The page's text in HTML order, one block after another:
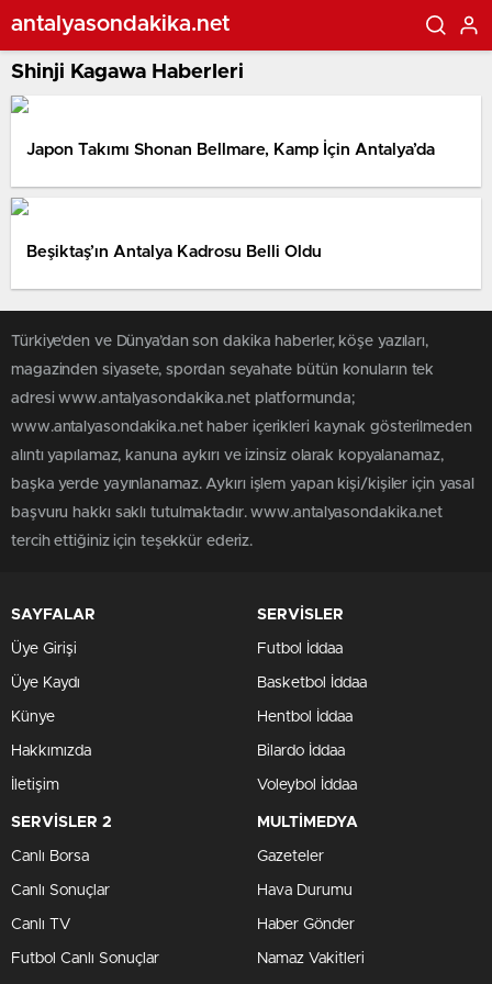
antalyasondakika.net
Shinji Kagawa Haberleri
Japon Takımı Shonan Bellmare, Kamp İçin Antalya’da
Beşiktaş’ın Antalya Kadrosu Belli Oldu
Türkiye'den ve Dünya’dan son dakika haberler, köşe yazıları,
magazinden siyasete, spordan seyahate bütün konuların tek
adresi www.antalyasondakika.net platformunda;
www.antalyasondakika.net haber içerikleri kaynak gösterilmeden
alıntı yapılamaz, kanuna aykırı ve izinsiz olarak kopyalanamaz,
başka yerde yayınlanamaz. Aykırı işlem yapan kişi/kişiler için yasal
başvuru hakkı saklı tutulmaktadır. www.antalyasondakika.net
tercih ettiğiniz için teşekkür ederiz.
SAYFALAR
Üye Girişi
Üye Kaydı
Künye
Hakkımızda
İletişim
SERVİSLER
Futbol İddaa
Basketbol İddaa
Hentbol İddaa
Bilardo İddaa
Voleybol İddaa
SERVİSLER 2
Canlı Borsa
Canlı Sonuçlar
Canlı TV
Futbol Canlı Sonuçlar
MULTİMEDYA
Gazeteler
Hava Durumu
Haber Gönder
Namaz Vakitleri